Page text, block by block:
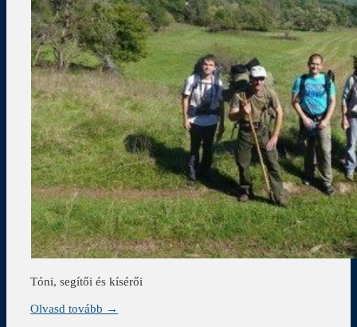
Tóni, segítői és kísérői
Olvasd tovább →